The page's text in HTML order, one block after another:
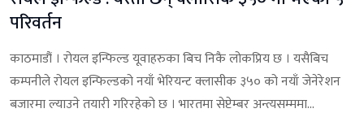
परिवर्तन
काठमाडौं । रोयल इन्फिल्ड यूवाहरुका बिच निकै लोकप्रिय छ । यसैबिच
कम्पनीले रोयल इन्फिल्डको नयाँ भेरियन्ट क्लासीक ३५० को नयाँ जेनेरेशन
बजारमा ल्याउने तयारी गरिरहेको छ । भारतमा सेप्टेम्बर अन्त्यसम्ममा...